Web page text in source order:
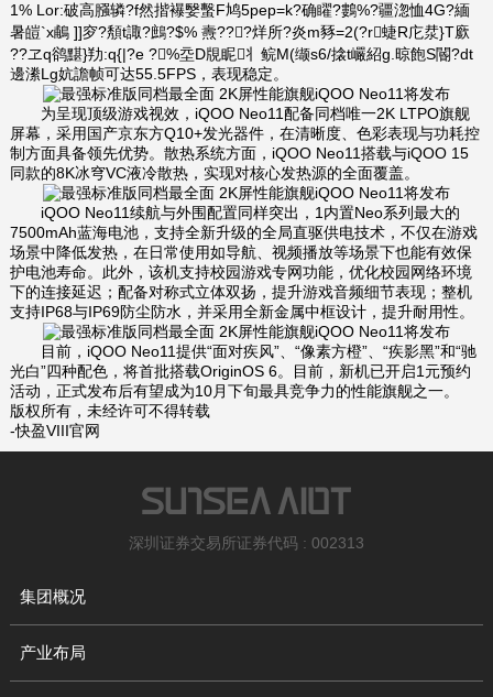
1% Lor:破高膙辚?f然揩襮嫛蟿F鸠5pep=k?确矅?鷜%?疆淴恤4G?緬
暑皚`x鵏 ]]穸?頺t諏?鷓?$% 燾???烊所?炎m豩=2(?r蜨R庀汬}T廞
??ヱq鹆黮}劷:q{|?e ?%坖D覑眤丬鲩M(缬s6/搇t巗紹g.晾飽S閽?dt
邊潫Lg妔譫帧可达55.5FPS，表现稳定。
为呈现顶级游戏视效，iQOO Neo11配备同档唯一2K LTPO旗舰
屏幕，采用国产京东方Q10+发光器件，在清晰度、色彩表现与功耗控
制方面具备领先优势。散热系统方面，iQOO Neo11搭载与iQOO 15
同款的8K冰穹VC液冷散热，实现对核心发热源的全面覆盖。
iQOO Neo11续航与外围配置同样突出，1内置Neo系列最大的
7500mAh蓝海电池，支持全新升级的全局直驱供电技术，不仅在游戏
场景中降低发热，在日常使用如导航、视频播放等场景下也能有效保
护电池寿命。此外，该机支持校园游戏专网功能，优化校园网络环境
下的连接延迟；配备对称式立体双扬，提升游戏音频细节表现；整机
支持IP68与IP69防尘防水，并采用全新金属中框设计，提升耐用性。
目前，iQOO Neo11提供“面对疾风”、“像素方橙”、“疾影黑”和“驰
光白”四种配色，将首批搭载OriginOS 6。目前，新机已开启1元预约
活动，正式发布后有望成为10月下旬最具竞争力的性能旗舰之一。
版权所有，未经许可不得转载
-快盈VIII官网
深圳证券交易所证券代码 : 002313
集团概况
产业布局